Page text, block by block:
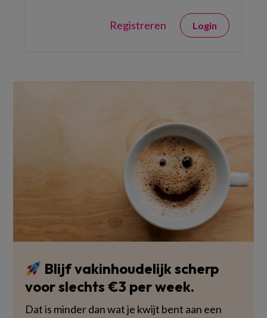
Registreren Login
Blijf vakinhoudelijk scherp
voor slechts €3 per week.
Dat is minder dan wat je kwijt bent aan een